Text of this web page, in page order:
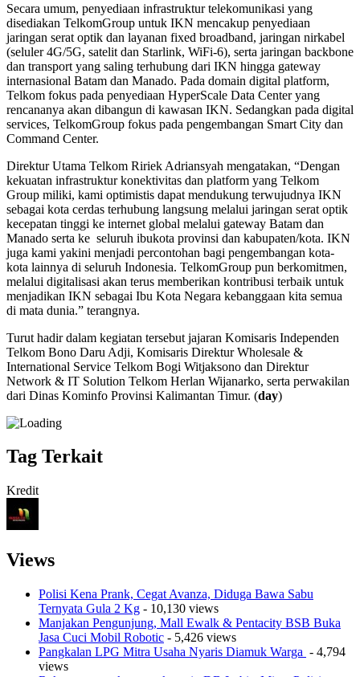
Secara umum, penyediaan infrastruktur telekomunikasi yang
disediakan TelkomGroup untuk IKN mencakup penyediaan
jaringan serat optik dan layanan fixed broadband, jaringan nirkabel
(seluler 4G/5G, satelit dan Starlink, WiFi-6), serta jaringan backbone
dan transport yang saling terhubung dari IKN hingga gateway
internasional Batam dan Manado. Pada domain digital platform,
Telkom fokus pada penyediaan HyperScale Data Center yang
rencananya akan dibangun di kawasan IKN. Sedangkan pada digital
services, TelkomGroup fokus pada pengembangan Smart City dan
Command Center.
Direktur Utama Telkom Ririek Adriansyah mengatakan, “Dengan
kekuatan infrastruktur konektivitas dan platform yang Telkom
Group miliki, kami optimistis dapat mendukung terwujudnya IKN
sebagai kota cerdas terhubung langsung melalui jaringan serat optik
kecepatan tinggi ke internet global melalui gateway Batam dan
Manado serta ke seluruh ibukota provinsi dan kabupaten/kota. IKN
juga kami yakini menjadi percontohan bagi pengembangan kota-
kota lainnya di seluruh Indonesia. TelkomGroup pun berkomitmen,
melalui digitalisasi akan terus memberikan kontribusi terbaik untuk
menjadikan IKN sebagai Ibu Kota Negara kebanggaan kita semua
di mata dunia.” terangnya.
Turut hadir dalam kegiatan tersebut jajaran Komisaris Independen
Telkom Bono Daru Adji, Komisaris Direktur Wholesale &
International Service Telkom Bogi Witjaksono dan Direktur
Network & IT Solution Telkom Herlan Wijanarko, serta perwakilan
dari Dinas Kominfo Provinsi Kalimantan Timur. (day)
Tag Terkait
Kredit
Views
Polisi Kena Prank, Cegat Avanza, Diduga Bawa Sabu
Ternyata Gula 2 Kg - 10,130 views
Manjakan Pengunjung, Mall Ewalk & Pentacity BSB Buka
Jasa Cuci Mobil Robotic - 5,426 views
Pangkalan LPG Mitra Usaha Nyaris Diamuk Warga - 4,794
views